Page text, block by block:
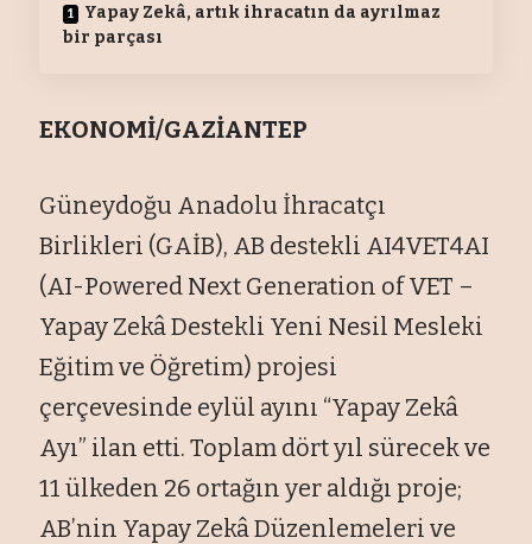
Yapay Zekâ, artık ihracatın da ayrılmaz
bir parçası
EKONOMİ/GAZİANTEP
Güneydoğu Anadolu İhracatçı
Birlikleri (GAİB), AB destekli AI4VET4AI
(AI-Powered Next Generation of VET –
Yapay Zekâ Destekli Yeni Nesil Mesleki
Eğitim ve Öğretim) projesi
çerçevesinde eylül ayını “Yapay Zekâ
Ayı” ilan etti. Toplam dört yıl sürecek ve
11 ülkeden 26 ortağın yer aldığı proje;
AB’nin Yapay Zekâ Düzenlemeleri ve